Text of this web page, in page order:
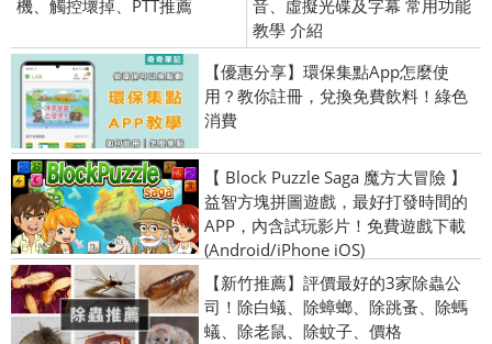
機、觸控壞掉、PTT推薦
音、虛擬光碟及字幕 常用功能
教學 介紹
【優惠分享】環保集點App怎麼使
用？教你註冊，兌換免費飲料！綠色
消費
【 Block Puzzle Saga 魔方大冒險 】
益智方塊拼圖遊戲，最好打發時間的
APP，內含試玩影片！免費遊戲下載
(Android/iPhone iOS)
【新竹推薦】評價最好的3家除蟲公
司！除白蟻、除蟑螂、除跳蚤、除螞
蟻、除老鼠、除蚊子、價格